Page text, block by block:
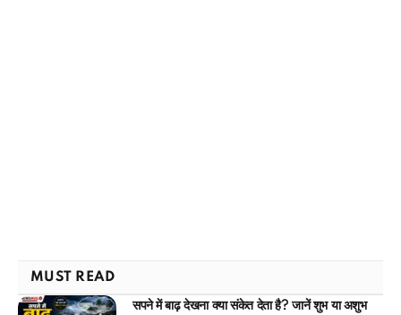
MUST READ
सपने में बाढ़ देखना क्या संकेत देता है? जानें शुभ या अशुभ